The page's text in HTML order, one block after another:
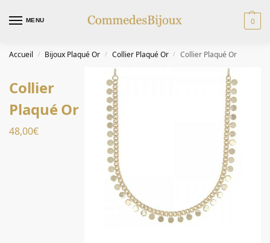
MENU 0
Accueil / Bijoux Plaqué Or / Collier Plaqué Or / Collier Plaqué Or
Collier
Plaqué Or
48,00€